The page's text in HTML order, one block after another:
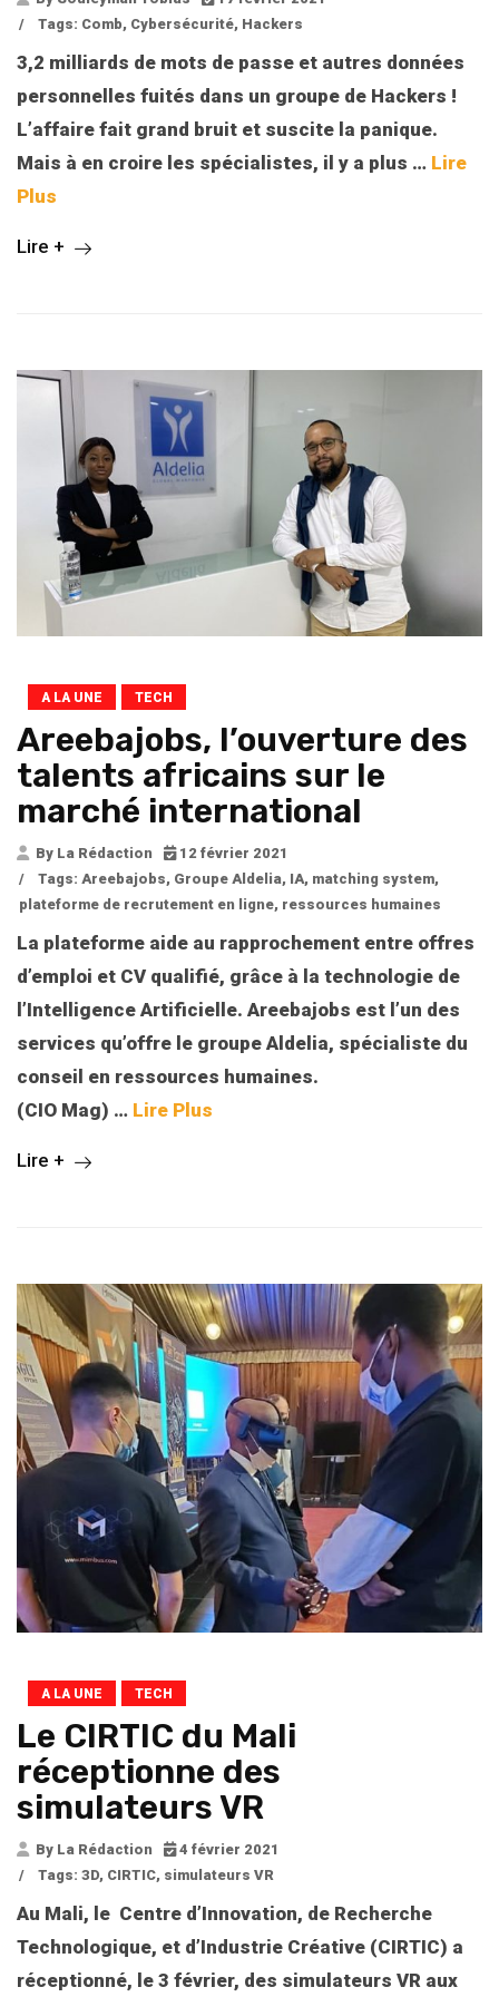
/
Tags: Comb, Cybersécurité, Hackers
3,2 milliards de mots de passe et autres données
personnelles fuités dans un groupe de Hackers !
L’affaire fait grand bruit et suscite la panique.
Mais à en croire les spécialistes, il y a plus … Lire
Plus
Lire +
A LA UNE TECH
Areebajobs, l’ouverture des
talents africains sur le
marché international
By La Rédaction
12 février 2021
/
Tags: Areebajobs, Groupe Aldelia, IA, matching system,
plateforme de recrutement en ligne, ressources humaines
La plateforme aide au rapprochement entre offres
d’emploi et CV qualifié, grâce à la technologie de
l’Intelligence Artificielle. Areebajobs est l’un des
services qu’offre le groupe Aldelia, spécialiste du
conseil en ressources humaines.
(CIO Mag) … Lire Plus
Lire +
A LA UNE TECH
Le CIRTIC du Mali
réceptionne des
simulateurs VR
By La Rédaction
4 février 2021
/
Tags: 3D, CIRTIC, simulateurs VR
Au Mali, le Centre d’Innovation, de Recherche
Technologique, et d’Industrie Créative (CIRTIC) a
réceptionné, le 3 février, des simulateurs VR aux